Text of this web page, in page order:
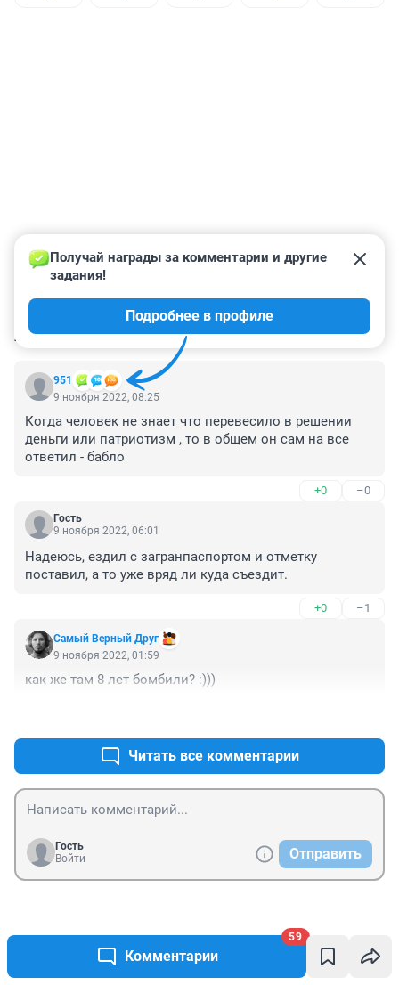
Комментарии
59
КОММЕНТАРИИ 59
951
Получай награды за комментарии и другие
задания!
Подробнее в профиле
9 ноября 2022, 08:25
Когда человек не знает что перевесило в решении
деньги или патриотизм , то в общем он сам на все
ответил - бабло
+0 –0
Гость
9 ноября 2022, 06:01
Надеюсь, ездил с загранпаспортом и отметку
поставил, а то уже вряд ли куда съездит.
+0 –1
Самый Верный Друг
9 ноября 2022, 01:59
как же там 8 лет бомбили? :)))
Читать все комментарии
Гость
Войти
Отправить
Новости СМИ2